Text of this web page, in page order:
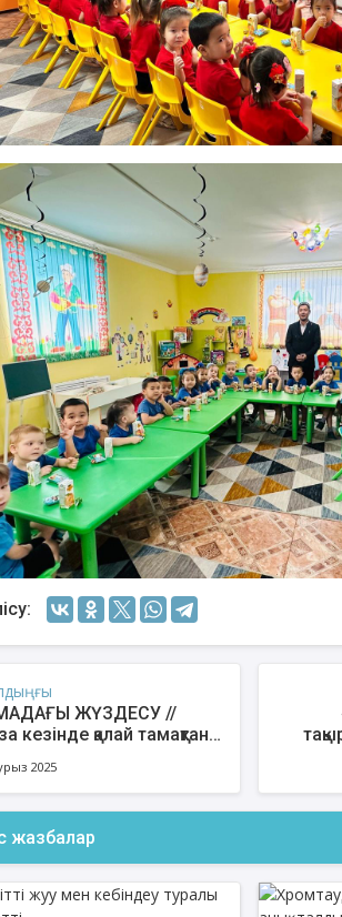
ЖҮЗДЕСУ //
кезінде қалай тамақтану
2025
жазбалар
АҚИДА ДӘРІСТЕРІ
Шынболат Үмбетов
""Ақтөбе қалалық орталық" мешітінің
наиб имамы
ТІКЕЛЕЙ ЭФИРДЕ
Аптаның сенбі күндері сағат
21:00 (Ақтөбе уақытымен)
Біздің nur_gasyr Instagram
парақшамызда